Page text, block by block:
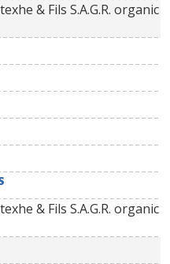
& Fils S.A.G.R. organic
& Fils S.A.G.R. organic